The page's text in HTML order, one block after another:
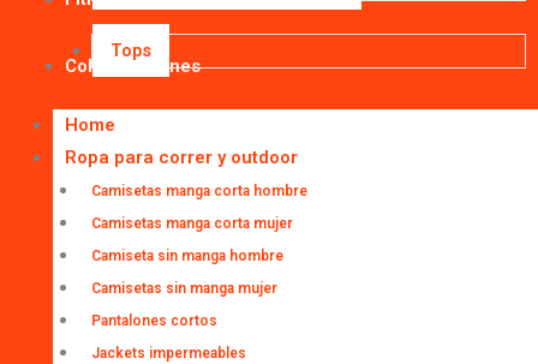
Tops
Colaboraciones
Home
Ropa para correr y outdoor
Camisetas manga corta hombre
Camisetas manga corta mujer
Camiseta sin manga hombre
Camisetas sin manga mujer
Pantalones cortos
Jackets impermeables